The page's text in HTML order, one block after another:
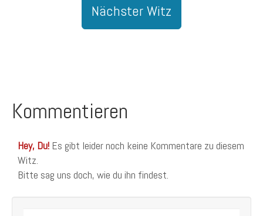
Nächster Witz
Kommentieren
Hey, Du! Es gibt leider noch keine Kommentare zu diesem
Witz.
Bitte sag uns doch, wie du ihn findest.